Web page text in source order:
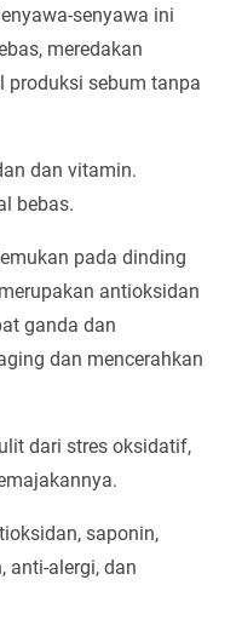
senyawa ini
meredakan
produksi sebum tanpa
dan vitamin.
bebas.
pada dinding
antioksidan
ganda dan
dan mencerahkan
dari stres oksidatif,
saponin,
anti-alergi, dan